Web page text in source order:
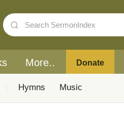
More.. Donate
Hymns Music